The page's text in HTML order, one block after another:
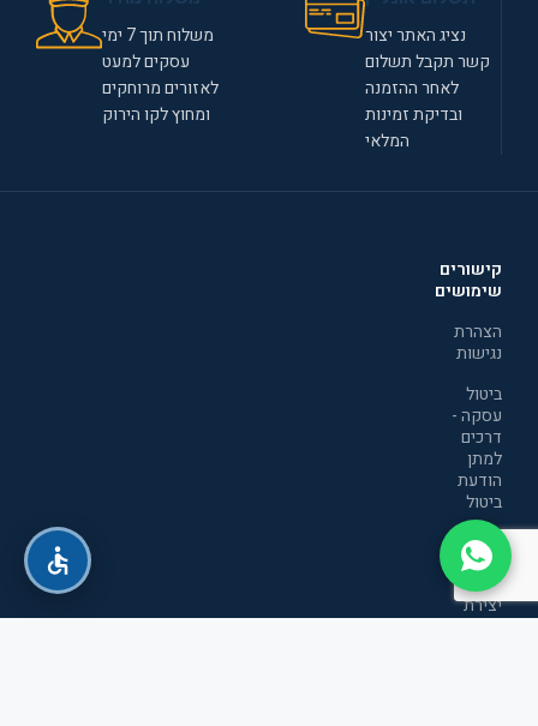
נציג האתר יצור
קשר תקבל תשלום
לאחר ההזמנה
ובדיקת זמינות
המלאי
משלוח תוך 7 ימי
עסקים למעט
לאזורים מרוחקים
ומחוץ לקו הירוק
קישורים
שימושים
הצהרת
נגישות
ביטול
עסקה -
דרכים
למתן
הודעת
ביטול
מדיניות
הפרטיות
יצירת